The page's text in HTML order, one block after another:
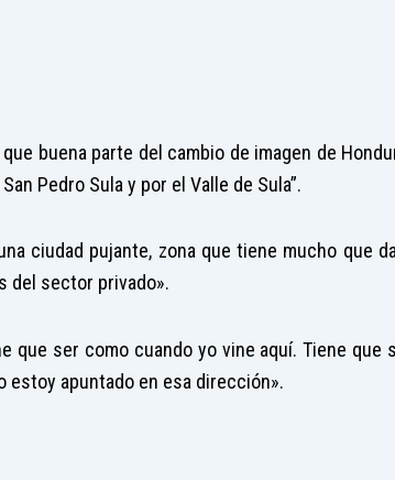
buena parte del cambio de imagen de
Pedro Sula y por el Valle de Sula”.
ciudad pujante, zona que tiene mucho que
del sector privado».
que ser como cuando yo vine aquí. Tiene
estoy apuntado en esa dirección».